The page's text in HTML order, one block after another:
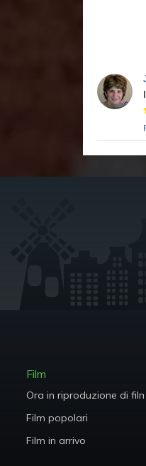
Film
Ora in riproduzione di film
Film popolari
Film in arrivo